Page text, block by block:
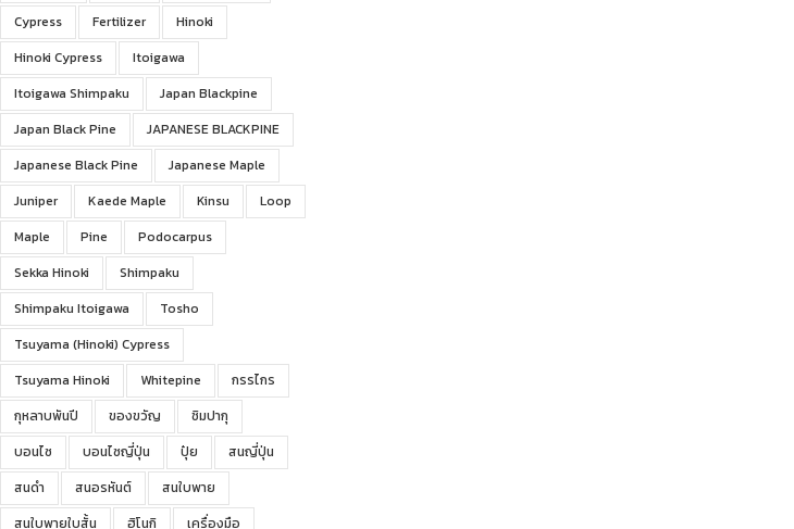
Cypress
Fertilizer
Hinoki
Hinoki Cypress
Itoigawa
Itoigawa Shimpaku
Japan Blackpine
Japan Black Pine
JAPANESE BLACKPINE
Japanese Black Pine
Japanese Maple
Juniper
Kaede Maple Kinsu
Loop
Maple
Pine
Podocarpus
Sekka Hinoki
Shimpaku
Shimpaku Itoigawa
Tosho
Tsuyama (Hinoki) Cypress
Tsuyama Hinoki
Whitepine
กรรไกร
กุหลาบพันปี
ของขวัญ
ชิมปากุ
บอนไซ
บอนไซญี่ปุ่น ปุ๋ย
สนญี่ปุ่น
สนดำ
สนอรหันต์
สนใบพาย
สนใบพายใบสั้น
ฮิโนกิ เครื่องมือ